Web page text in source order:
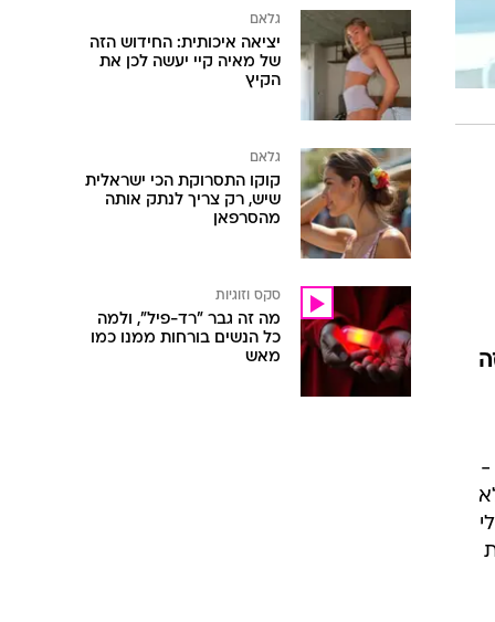
-
גלאם
יציאה איכותית: החידוש הזה
של מאיה קיי יעשה לכן את
הקיץ
גלאם
קוקו התסרוקת הכי ישראלית
שיש, רק צריך לנתק אותה
מהסרפאן
סקס וזוגיות
מה זה גבר "רד-פיל", ולמה
כל הנשים בורחות ממנו כמו
מאש